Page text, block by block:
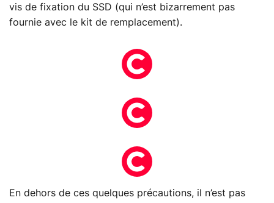
vis de fixation du SSD (qui n’est bizarrement pas
fournie avec le kit de remplacement).
En dehors de ces quelques précautions, il n’est pas